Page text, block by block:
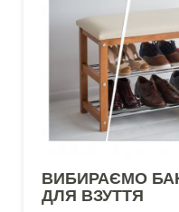
ВИБИРАЄМО
ДЛЯ ВЗУТТЯ